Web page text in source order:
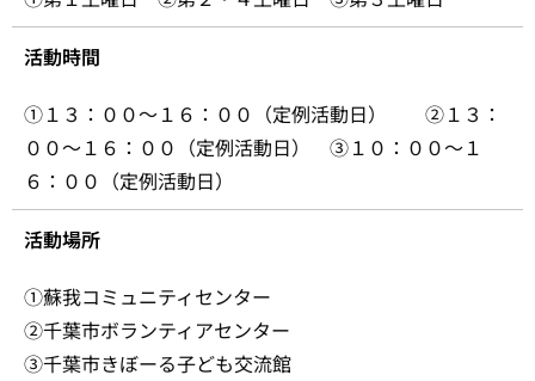
活動時間
①１３：００～１６：００（定例活動日） ②１３：
００～１６：００（定例活動日） ③１０：００～１
６：００（定例活動日）
活動場所
①蘇我コミュニティセンター
②千葉市ボランティアセンター
③千葉市きぼーる子ども交流館